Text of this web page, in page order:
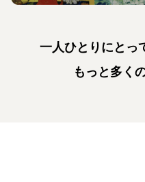
一人ひとりにとっ
もっと多く